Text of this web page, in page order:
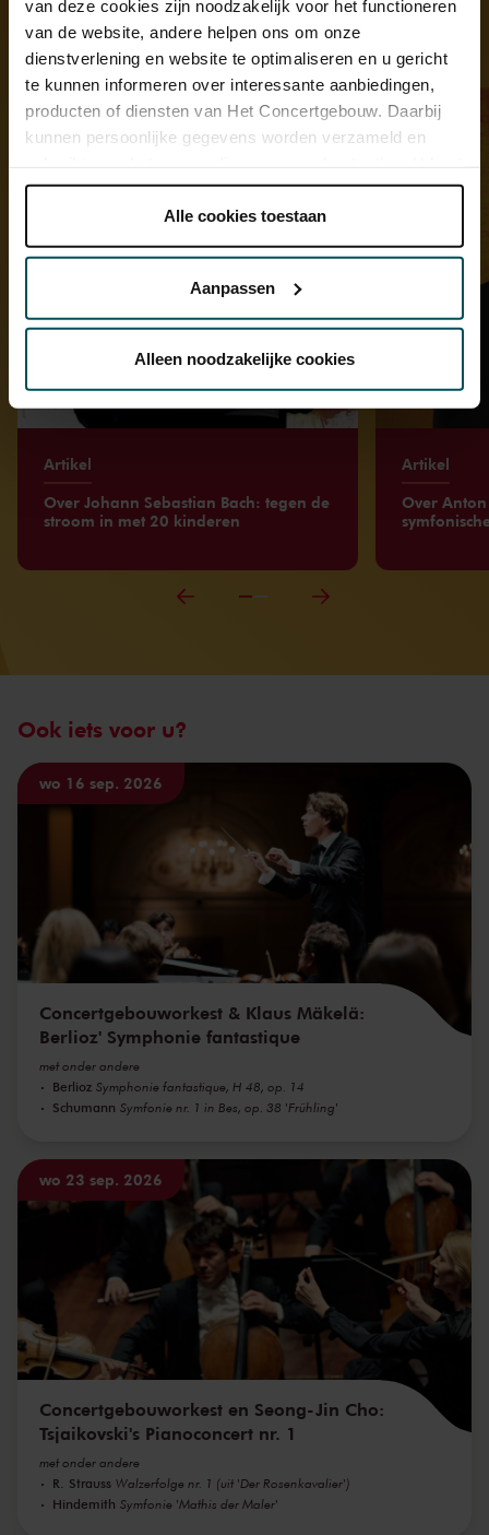
van deze cookies zijn noodzakelijk voor het functioneren
van de website, andere helpen ons om onze
dienstverlening en website te optimaliseren en u gericht
te kunnen informeren over interessante aanbiedingen,
producten of diensten van Het Concertgebouw. Daarbij
kunnen persoonlijke gegevens worden verzameld en
onder 'aanpassen' zelf welke cookies wij mogen
Lees onze cookieverklaring hier. Lees onze
Via decookieverklaringop onze website kunt u uw
We werken samen met32 derdendie uw gegevens
Alle cookies toestaan
Aanpassen
Alleen noodzakelijke cookies
Ontdek meer
Artikel
Over Johann Sebastian Bach: tegen de
stroom in met 20 kinderen
Artikel
Over
Ook iets voor u?
wo 16 sep. 2026
Concertgebouworkest & Klaus Mäkelä:
Berlioz' Symphonie fantastique
met onder andere
Berlioz Symphonie fantastique, H 48, op. 14
Schumann Symfonie nr. 1 in Bes, op. 38 'Frühling'
wo 23 sep. 2026
Concertgebouworkest en Seong-Jin Cho:
Tsjaikovski's Pianoconcert nr. 1
met onder andere
R. Strauss Walzerfolge nr. 1 (uit 'Der Rosenkavalier')
Hindemith Symfonie 'Mathis der Maler'